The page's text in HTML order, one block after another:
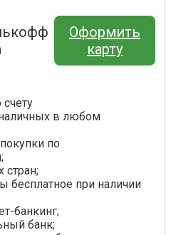
Оформить
карту
наличных в любом
по
бесплатное при наличии
банкинг;
банк;